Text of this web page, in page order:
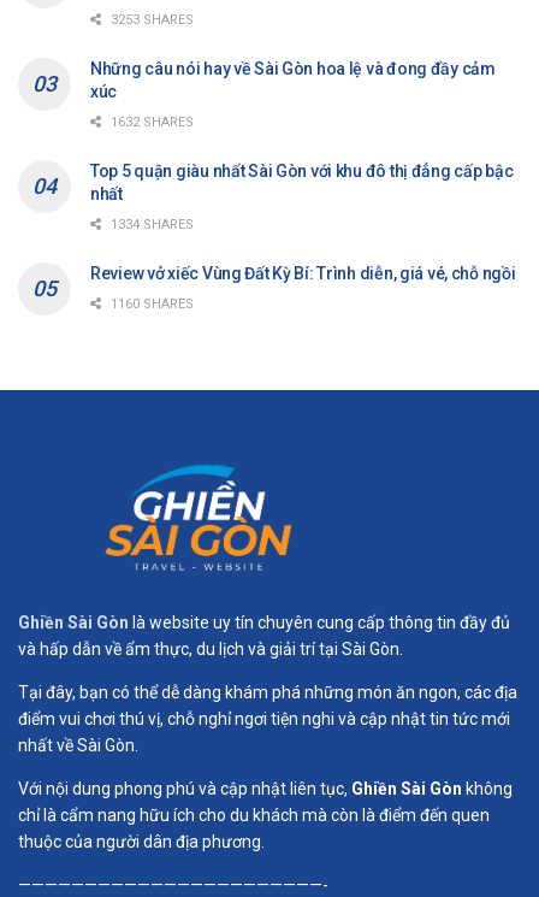
3253 SHARES
Những câu nói hay về Sài Gòn hoa lệ và đong đầy cảm
xúc
1632 SHARES
Top 5 quận giàu nhất Sài Gòn với khu đô thị đẳng cấp bậc
nhất
1334 SHARES
Review vở xiếc Vùng Đất Kỳ Bí: Trình diễn, giá vé, chỗ ngồi
1160 SHARES
Ghiền Sài Gòn là website uy tín chuyên cung cấp thông tin đầy đủ
và hấp dẫn về ẩm thực, du lịch và giải trí tại Sài Gòn.
Tại đây, bạn có thể dễ dàng khám phá những món ăn ngon, các địa
điểm vui chơi thú vị, chỗ nghỉ ngơi tiện nghi và cập nhật tin tức mới
nhất về Sài Gòn.
Với nội dung phong phú và cập nhật liên tục, Ghiền Sài Gòn không
chỉ là cẩm nang hữu ích cho du khách mà còn là điểm đến quen
thuộc của người dân địa phương.
———————————————————————-